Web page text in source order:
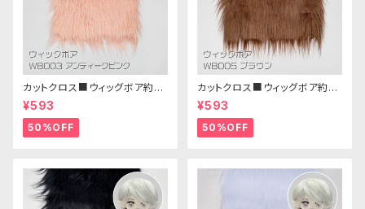
カットクロス■ウィッグボア約8c
m(アンティークピンク)WB003
ボア生地 25cm × 45cm
¥593
50%OFF
カットクロス■ウィッグボア約8c
m(ブラウン)WB005ボア生地 2
5cm × 45cm
¥593
50%OFF